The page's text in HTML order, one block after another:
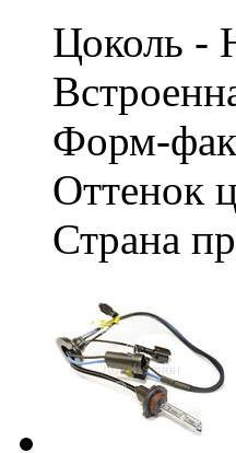
Цоколь -
Форм-
Оттенок
Страна